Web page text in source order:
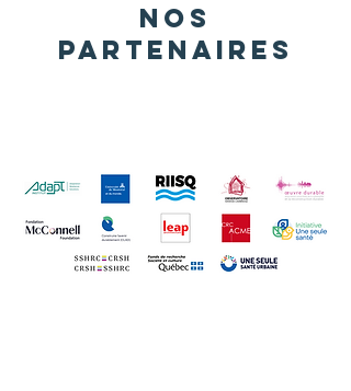
Nos
partenaires